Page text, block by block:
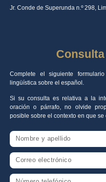
Jr. Conde de Superunda n.º 298,
Complete el siguiente
lingüística sobre el español.
Si su consulta es relativa a la
oración o párrafo, no olvide
posible sobre el contexto en que se